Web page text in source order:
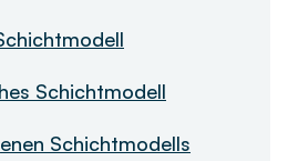
Schichtmodell
Schichtmodells